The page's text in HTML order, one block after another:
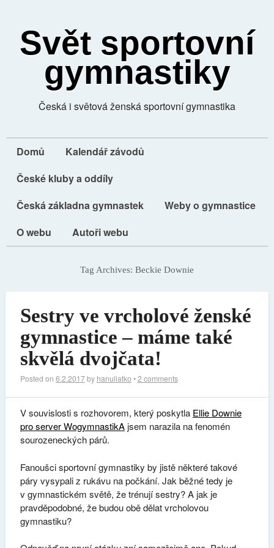
Svět sportovní
gymnastiky
Česká i světová ženská sportovní gymnastika
Domů
Kalendář závodů
České kluby a oddíly
Česká základna gymnastek
Weby o gymnastice
O webu
Autoři webu
Tag Archives: Beckie Downie
Sestry ve vrcholové ženské
gymnastice – máme také
skvělá dvojčata!
Posted on 6.2.2017by hanuliatko •2 comments
V souvislosti s rozhovorem, který poskytla Ellie Downie
pro server WogymnastikAjsem narazila na fenomén
sourozeneckých párů.
Fanoušci sportovní gymnastiky by jistě některé takové
páry vysypali z rukávu na počkání. Jak běžné tedy je
v gymnastickém světě, že trénují sestry? A jak je
pravděpodobné, že budou obě dělat vrcholovou
gymnastiku?